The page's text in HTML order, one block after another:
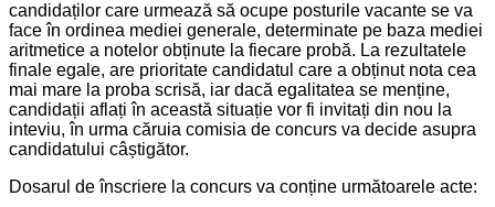
candidaților care urmează să ocupe posturile vacante se va
face în ordinea mediei generale, determinate pe baza mediei
aritmetice a notelor obținute la fiecare probă. La rezultatele
finale egale, are prioritate candidatul care a obținut nota cea
mai mare la proba scrisă, iar dacă egalitatea se menține,
candidații aflați în această situație vor fi invitați din nou la
inteviu, în urma căruia comisia de concurs va decide asupra
candidatului câștigător.
Dosarul de înscriere la concurs va conține următoarele acte: